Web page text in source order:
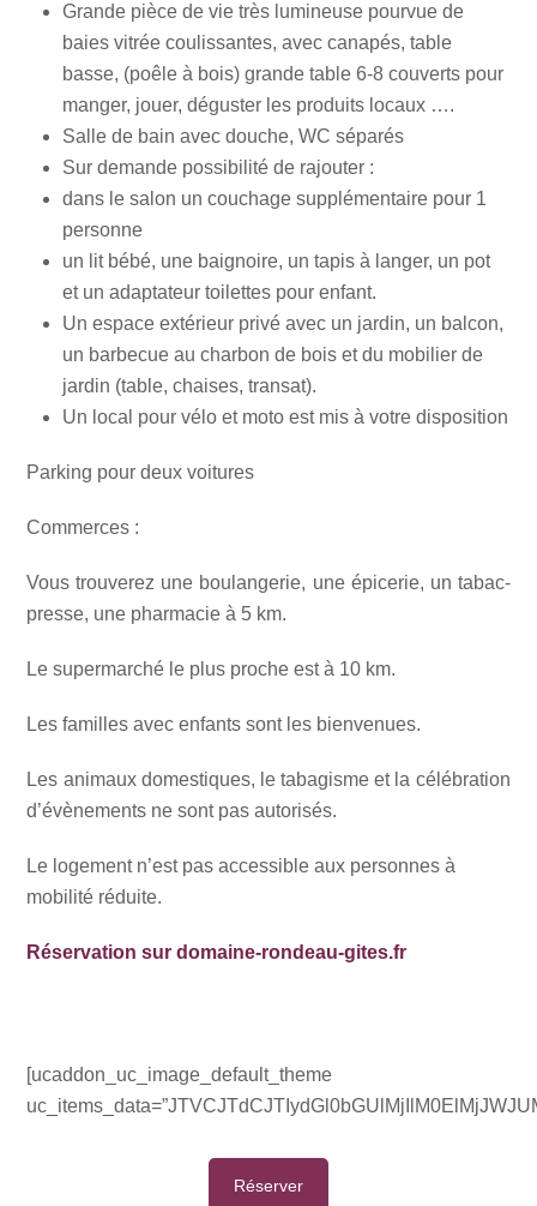
Grande pièce de vie très lumineuse pourvue de
baies vitrée coulissantes, avec canapés, table
basse, (poêle à bois) grande table 6-8 couverts pour
manger, jouer, déguster les produits locaux ….
Salle de bain avec douche, WC séparés
Sur demande possibilité de rajouter :
dans le salon un couchage supplémentaire pour 1
personne
un lit bébé, une baignoire, un tapis à langer, un pot
et un adaptateur toilettes pour enfant.
Un espace extérieur privé avec un jardin, un balcon,
un barbecue au charbon de bois et du mobilier de
jardin (table, chaises, transat).
Un local pour vélo et moto est mis à votre disposition
Parking pour deux voitures
Commerces :
Vous trouverez une boulangerie, une épicerie, un tabac-
presse, une pharmacie à 5 km.
Le supermarché le plus proche est à 10 km.
Les familles avec enfants sont les bienvenues.
Les animaux domestiques, le tabagisme et la célébration
d’évènements ne sont pas autorisés.
Le logement n’est pas accessible aux personnes à
mobilité réduite.
Réservation sur domaine-rondeau-gites.fr
[ucaddon_uc_image_default_theme
Réserver